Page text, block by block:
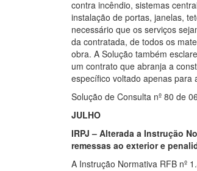
contra incêndio, sistemas
instalação de portas, janelas,
necessário que os serviços
da contratada, de todos os
obra. A Solução também
um contrato que abranja a
específico voltado apenas para
Solução de Consulta nº 80 de
JULHO
IRPJ – Alterada a Instrução
remessas ao exterior e
A Instrução Normativa RFB nº